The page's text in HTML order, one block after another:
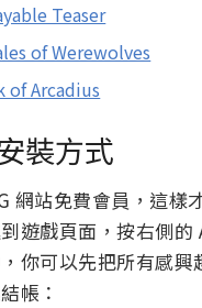
Teaser
of Werewolves
of Arcadius
裝方式
網站免費會員，這樣
遊戲頁面，按右側
你可以先把所有感興
帳：